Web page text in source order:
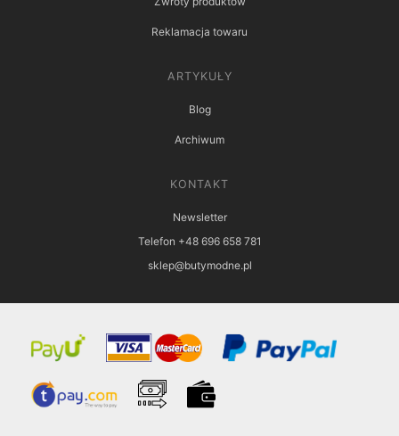
Reklamacja towaru
ARTYKUŁY
Blog
Archiwum
KONTAKT
Newsletter
Telefon +48 696 658 781
sklep@butymodne.pl